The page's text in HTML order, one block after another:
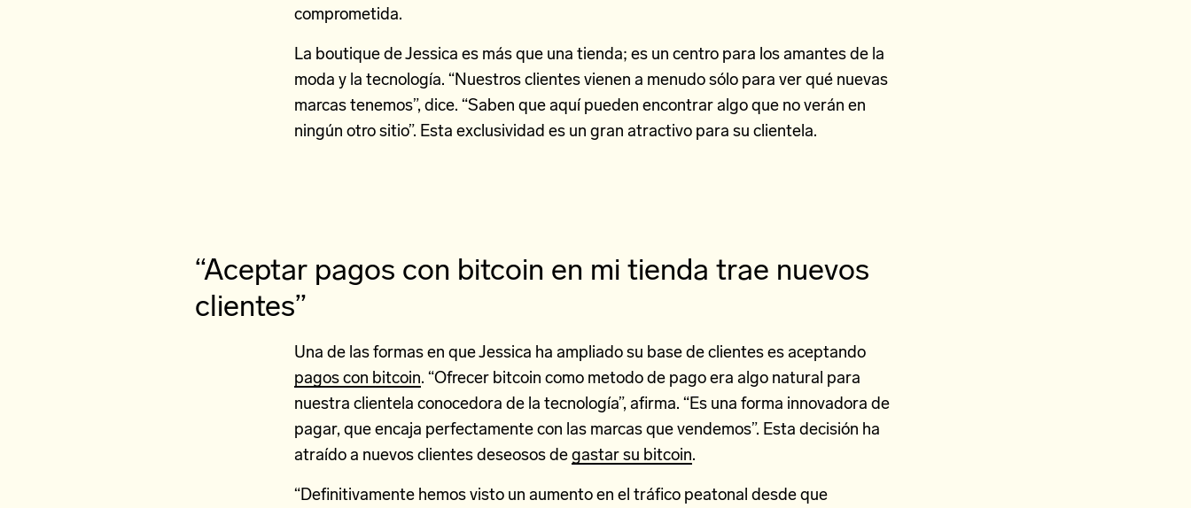
comprometida.
La boutique de Jessica es más que una tienda; es un centro para los amantes de la
moda y la tecnología. “Nuestros clientes vienen a menudo sólo para ver qué nuevas
marcas tenemos”, dice. “Saben que aquí pueden encontrar algo que no verán en
ningún otro sitio”. Esta exclusividad es un gran atractivo para su clientela.
“Aceptar pagos con bitcoin en mi tienda trae nuevos
clientes”
Una de las formas en que Jessica ha ampliado su base de clientes es aceptando
pagos con bitcoin. “Ofrecer bitcoin como metodo de pago era algo natural para
nuestra clientela conocedora de la tecnología”, afirma. “Es una forma innovadora de
pagar, que encaja perfectamente con las marcas que vendemos”. Esta decisión ha
atraído a nuevos clientes deseosos de gastar su bitcoin.
“Definitivamente hemos visto un aumento en el tráfico peatonal desde que